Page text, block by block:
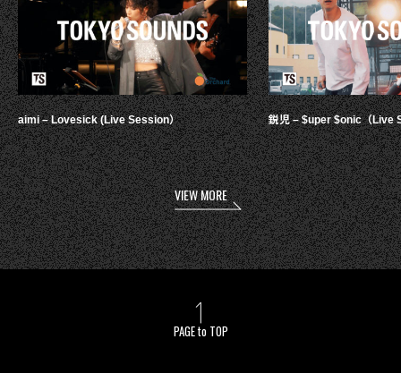
aimi – Lovesick (Live Session） 鋭児 – $uper $onic（Live
VIEW MORE
PAGE to TOP